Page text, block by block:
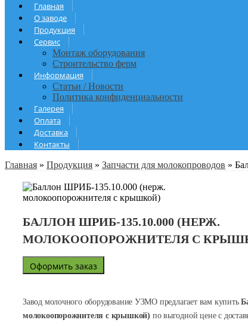
Главная
О заводе
Продукция
Сервис
Монтаж оборудования
Строительство ферм
Информация
Статьи / Новости
Политика конфиденциальности
Галерея
Оплата
Доставка
Контакты
Главная » Продукция » Запчасти для молокопроводов »
БАЛЛОН ШРИБ-135.10.000 (НЕРЖ.
МОЛОКООПОРОЖНИТЕЛЯ С
Оформить заказ
Завод молочного оборудование УЗМО предлагает вам купить
молокоопорожнителя с крышкой) по выгодной цене с